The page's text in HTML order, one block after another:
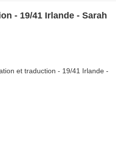
- 19/41 Irlande - Sarah